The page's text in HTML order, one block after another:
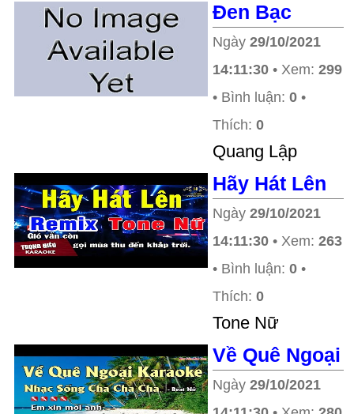
Đen Bạc
Ngày 29/10/2021
14:11:30 • Xem: 299
• Bình luận: 0 •
Thích: 0
Quang Lập
Hãy Hát Lên
Ngày 29/10/2021
14:11:30 • Xem: 263
• Bình luận: 0 •
Thích: 0
Tone Nữ
Về Quê Ngoại
Ngày 29/10/2021